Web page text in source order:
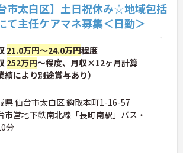
市太白区】土日祝休み☆地域包括
て主任ケアマネ募集＜日勤＞
21.0万円～24.0万円程度
252万円～程度、月収×12ヶ月計算
績により別途賞与あり）
県 仙台市太白区 鈎取本町1-16-57
市営地下鉄南北線「長町南駅」バス・
分